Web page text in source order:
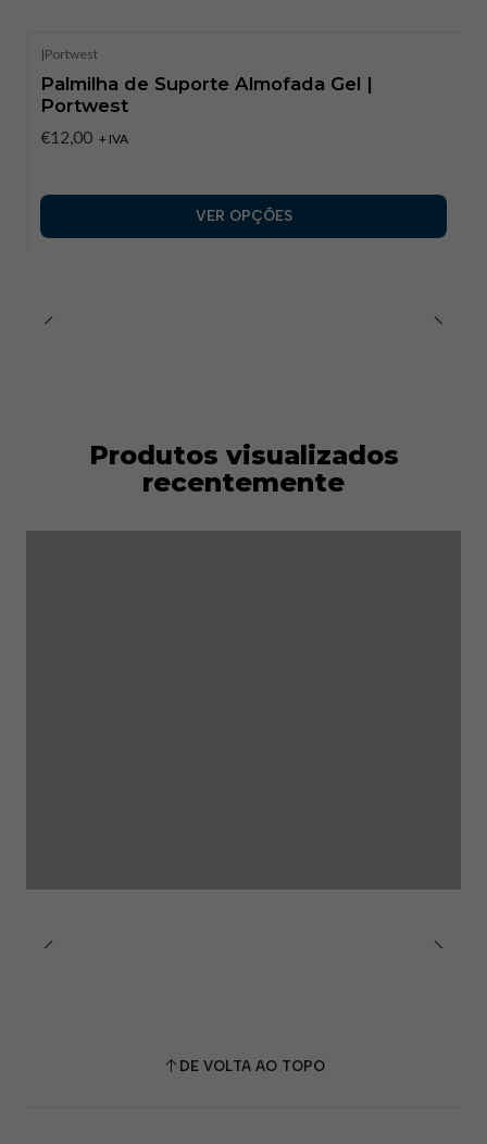
|Portwest
Palmilha de Suporte Almofada Gel |
Portwest
€12,00 + IVA
VER OPÇÕES
Produtos visualizados
recentemente
DE VOLTA AO TOPO